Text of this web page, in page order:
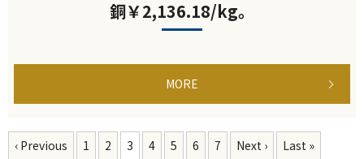
銅￥2,136.18/kg。
MORE
‹ Previous 1 2 3 4 5 6 7 Next › Last »